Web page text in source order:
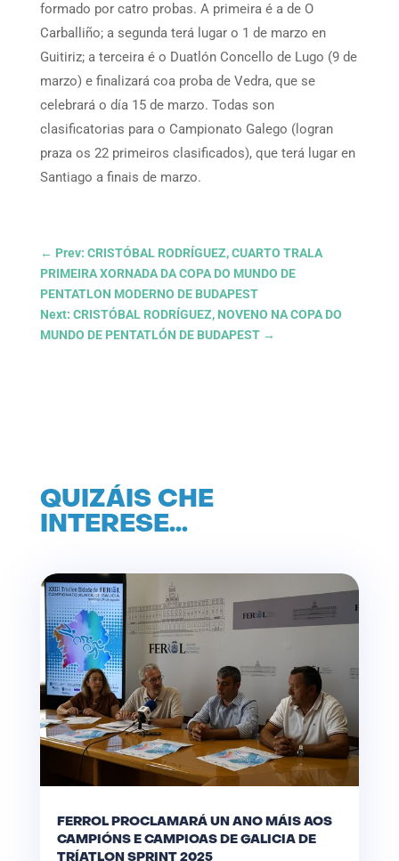
formado por catro probas. A primeira é a de O
Carballiño; a segunda terá lugar o 1 de marzo en
Guitiriz; a terceira é o Duatlón Concello de Lugo (9 de
marzo) e finalizará coa proba de Vedra, que se
celebrará o día 15 de marzo. Todas son
clasificatorias para o Campionato Galego (logran
praza os 22 primeiros clasificados), que terá lugar en
Santiago a finais de marzo.
← Prev: CRISTÓBAL RODRÍGUEZ, CUARTO TRALA
PRIMEIRA XORNADA DA COPA DO MUNDO DE
PENTATLON MODERNO DE BUDAPEST
Next: CRISTÓBAL RODRÍGUEZ, NOVENO NA COPA DO
MUNDO DE PENTATLÓN DE BUDAPEST→
QUIZÁIS CHE
INTERESE…
FERROL PROCLAMARÁ UN ANO MÁIS AOS
CAMPIÓNS E CAMPIOAS DE GALICIA DE
TRÍATLON SPRINT 2025